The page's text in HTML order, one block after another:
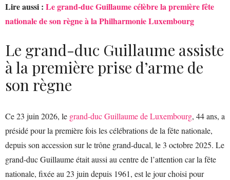
Lire aussi : Le grand-duc Guillaume célèbre la première fête
nationale de son règne à la Philharmonie Luxembourg
Le grand-duc Guillaume assiste
à la première prise d’arme de
son règne
Ce 23 juin 2026, le grand-duc Guillaume de Luxembourg, 44 ans, a
présidé pour la première fois les célébrations de la fête nationale,
depuis son accession sur le trône grand-ducal, le 3 octobre 2025. Le
grand-duc Guillaume était aussi au centre de l’attention car la fête
nationale, fixée au 23 juin depuis 1961, est le jour choisi pour